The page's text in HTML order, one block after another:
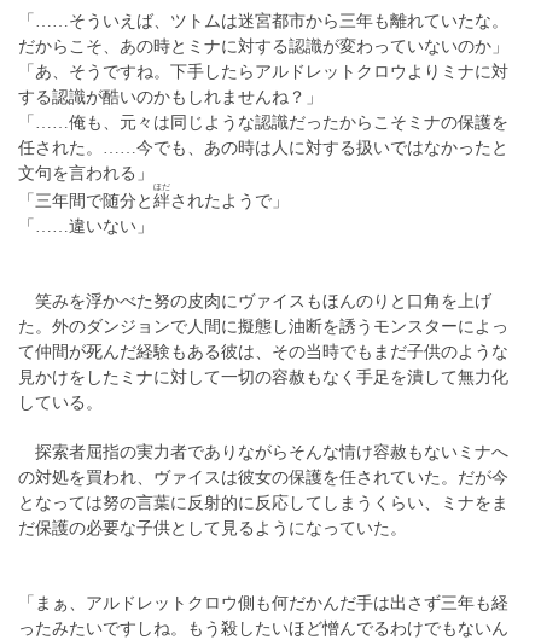
「……そういえば、ツトムは迷宮都市から三年も離れていたな。
だからこそ、あの時とミナに対する認識が変わっていないのか」
「あ、そうですね。下手したらアルドレットクロウよりミナに対
する認識が酷いのかもしれませんね？」
「……俺も、元々は同じような認識だったからこそミナの保護を
任された。……今でも、あの時は人に対する扱いではなかったと
文句を言われる」
「三年間で随分と 絆
ほだ
されたようで」
「……違いない」
笑みを浮かべた努の皮肉にヴァイスもほんのりと口角を上げ
た。外のダンジョンで人間に擬態し油断を誘うモンスターによっ
て仲間が死んだ経験もある彼は、その当時でもまだ子供のような
見かけをしたミナに対して一切の容赦もなく手足を潰して無力化
している。
探索者屈指の実力者でありながらそんな情け容赦もないミナへ
の対処を買われ、ヴァイスは彼女の保護を任されていた。だが今
となっては努の言葉に反射的に反応してしまうくらい、ミナをま
だ保護の必要な子供として見るようになっていた。
「まぁ、アルドレットクロウ側も何だかんだ手は出さず三年も経
ったみたいですしね。もう殺したいほど憎んでるわけでもないん